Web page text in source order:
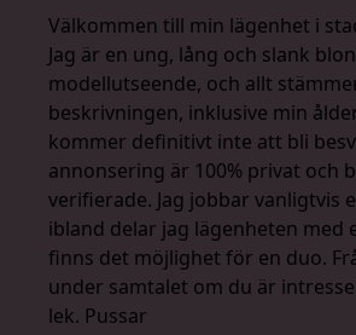
Välkommen till min lägenhet i
Jag är en ung, lång och slank
modellutseende, och allt
beskrivningen, inklusive min
kommer definitivt inte att bli
annonsering är 100% privat och
verifierade. Jag jobbar vanligtvis
ibland delar jag lägenheten med
finns det möjlighet för en duo.
under samtalet om du är
lek. Pussar